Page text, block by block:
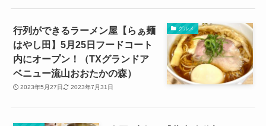
グルメ
行列ができるラーメン屋【らぁ麺
はやし田】5月25日フードコート
内にオープン！（TXグランドア
ベニュー流山おおたかの森）
2023年5月27日 2023年7月31日